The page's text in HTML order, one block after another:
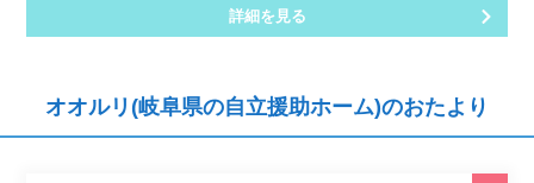
詳細を見る
オオルリ(岐阜県の自立援助ホーム)のおたより